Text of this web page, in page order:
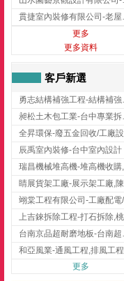
貫捷室內
更多
更多資料
客戶新選
勇志結構
昶松土
辰禹室內裝修-台中室內設計
瑞
翊
上
台南
更多